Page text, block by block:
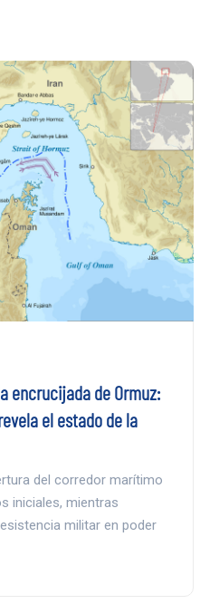
encrucijada de Ormuz:
el estado de la
del corredor marítimo
iniciales, mientras
militar en poder